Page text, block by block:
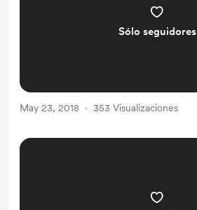
Sólo seguidores
May 23, 2018 353 Visualizaciones